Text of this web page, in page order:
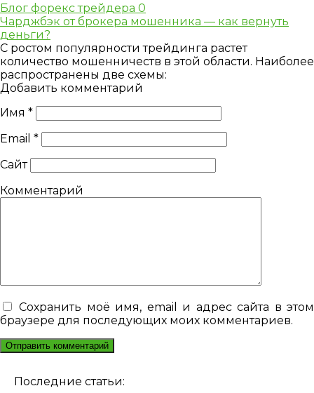
Блог форекс трейдера 0
Чарджбэк от брокера мошенника — как вернуть
деньги?
С ростом популярности трейдинга растет
количество мошенничеств в этой области. Наиболее
распространены две схемы:
Добавить комментарий
Имя *
Email *
Сайт
Комментарий
Сохранить моё имя, email и адрес сайта в этом
браузере для последующих моих комментариев.
Последние статьи: